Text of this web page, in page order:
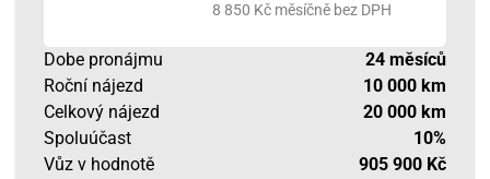
8 850 Kčměsíčně bez DPH
Dobe pronájmu 24 měsíců
Roční nájezd
10 000 km
Celkový nájezd
20 000 km
Spoluúčast
10%
Vůz v hodnotě
905 900 Kč